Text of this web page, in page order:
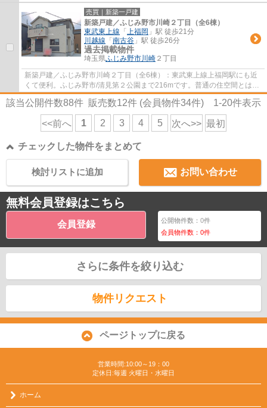
印象をあたえてくれます。多くの方から高い...
売買｜新築一戸建
新築戸建／ふじみ野市川崎２丁目（全6棟）
東武東上線 「 上福岡 」駅 徒歩21分
川越線 「 南古谷 」駅 徒歩26分
過去掲載物件
埼玉県ふじみ野市川崎 ２丁目
新築戸建／ふじみ野市川崎２丁目（全6棟）：東武東上線上福岡駅にも近
くて便利。ふじみ野市/清見第２公園まで216mです。普通の住空間とは違
う、個性的で魅力的なデザイナーズ物件です...
該当公開件数88件 販売数12件 (会員物件34件) 1-20件表示
<<前へ 1 2 3 4 5 次へ>> 最初
チェックした物件をまとめて
お問い合わせ
検討リストに追加
無料会員登録はこちら
会員登録 公開物件数：0件
会員物件数：0件
さらに条件を絞り込む
物件リクエスト
ページトップに戻る
営業時間:10:00～19：00
定休日:毎週 火曜日・水曜日
ホーム